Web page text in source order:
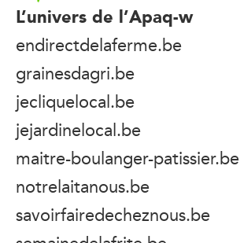
L’univers de l’Apaq-w
endirectdelaferme.be
grainesdagri.be
jecliquelocal.be
jejardinelocal.be
maitre-boulanger-patissier.be
notrelaitanous.be
savoirfairedecheznous.be